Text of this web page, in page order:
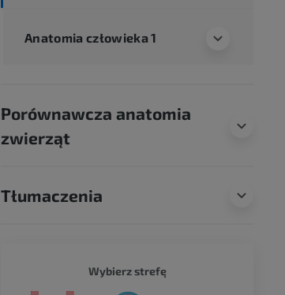
Anatomia człowieka 1
Porównawcza anatomia
zwierząt
Tłumaczenia
Wybierz strefę